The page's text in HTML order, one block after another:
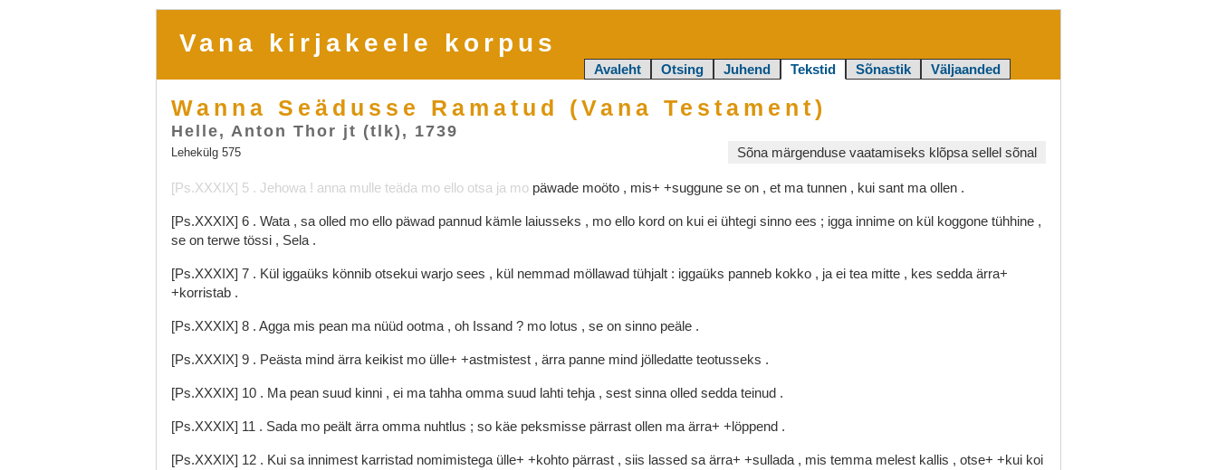
Vana kirjakeele korpus
Avaleht Otsing Juhend Tekstid Sõnastik Väljaanded
Wanna Seädusse Ramatud (Vana Testament)
Helle, Anton Thor jt (tlk), 1739
Lehekülg 575 Sõna märgenduse vaatamiseks klõpsa sellel sõnal
[Ps.XXXIX] 5 . Jehowa ! anna mulle teäda mo ello otsa ja mo päwade moöto , mis+ +suggune se on , et ma tunnen , kui sant ma ollen .
[Ps.XXXIX] 6 . Wata , sa olled mo ello päwad pannud kämle laiusseks , mo ello kord on kui ei ühtegi sinno ees ; igga innime on kül koggone tühhine ,
se on terwe tössi , Sela .
[Ps.XXXIX] 7 . Kül iggaüks könnib otsekui warjo sees , kül nemmad möllawad tühjalt : iggaüks panneb kokko , ja ei tea mitte , kes sedda ärra+
+korristab .
[Ps.XXXIX] 8 . Agga mis pean ma nüüd ootma , oh Issand ? mo lotus , se on sinno peäle .
[Ps.XXXIX] 9 . Peästa mind ärra keikist mo ülle+ +astmistest , ärra panne mind jölledatte teotusseks .
[Ps.XXXIX] 10 . Ma pean suud kinni , ei ma tahha omma suud lahti tehja , sest sinna olled sedda teinud .
[Ps.XXXIX] 11 . Sada mo peält ärra omma nuhtlus ; so käe peksmisse pärrast ollen ma ärra+ +löppend .
[Ps.XXXIX] 12 . Kui sa innimest karristad nomimistega ülle+ +kohto pärrast , siis lassed sa ärra+ +sullada , mis temma melest kallis , otse+ +kui koi